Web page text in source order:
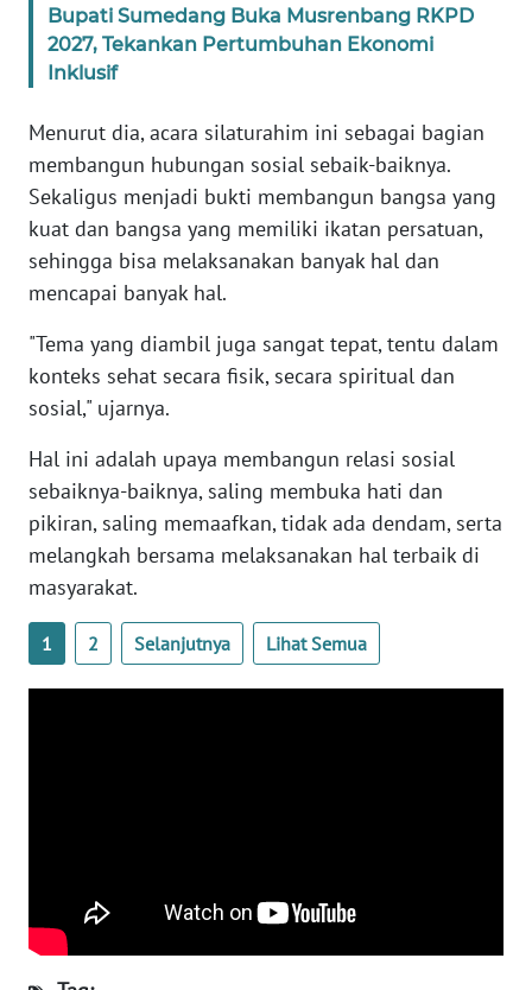
Bupati Sumedang Buka Musrenbang RKPD
2027, Tekankan Pertumbuhan Ekonomi
Inklusif
Menurut dia, acara silaturahim ini sebagai bagian
membangun hubungan sosial sebaik-baiknya.
Sekaligus menjadi bukti membangun bangsa yang
kuat dan bangsa yang memiliki ikatan persatuan,
sehingga bisa melaksanakan banyak hal dan
mencapai banyak hal.
"Tema yang diambil juga sangat tepat, tentu dalam
konteks sehat secara fisik, secara spiritual dan
sosial," ujarnya.
Hal ini adalah upaya membangun relasi sosial
sebaiknya-baiknya, saling membuka hati dan
pikiran, saling memaafkan, tidak ada dendam, serta
melangkah bersama melaksanakan hal terbaik di
masyarakat.
1 2 Selanjutnya Lihat Semua
PAPUA
BARAT
RIAU
WN
SERAMBI
WN
JAMBI
WN
SULTRA
WN
SULTENG
WN
SULBAR
SUMSEL